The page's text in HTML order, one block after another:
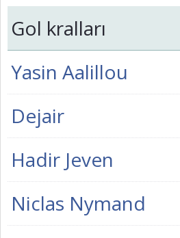
Gol kralları
Yasin Aalillou
Dejair
Hadir Jeven
Niclas Nymand